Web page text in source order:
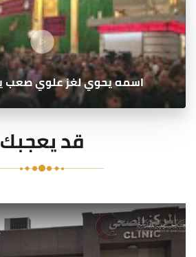
اسمه يحوي لغز علوي صعب
قد يعجبك